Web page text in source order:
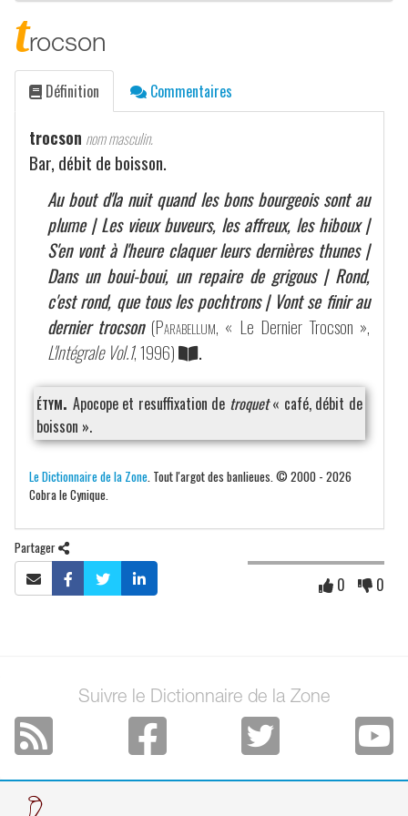
trocson
Définition Commentaires
trocson nom masculin.
Bar, débit de boisson.
Au bout d'la nuit quand les bons bourgeois sont au
plume | Les vieux buveurs, les affreux, les hiboux |
S'en vont à l'heure claquer leurs dernières thunes |
Dans un boui-boui, un repaire de grigous | Rond,
c'est rond, que tous les pochtrons | Vont se finir au
dernier trocson (Parabellum, « Le Dernier Trocson »,
L'Intégrale Vol.1, 1996)
.
étym. Apocope et resuffixation de troquet« café, débit de
boisson ».
Le Dictionnaire de la Zone . Tout l'argot des banlieues. © 2000 - 2026
Cobra le Cynique.
Partager
0 0
Suivre le Dictionnaire de la Zone